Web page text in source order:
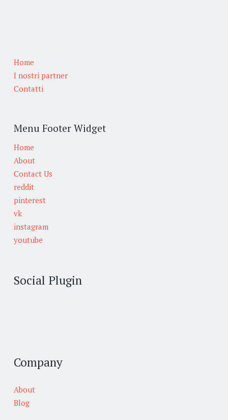
Home
I nostri partner
Contatti
Menu Footer Widget
Home
About
Contact Us
reddit
pinterest
vk
instagram
youtube
Social Plugin
Company
About
Blog